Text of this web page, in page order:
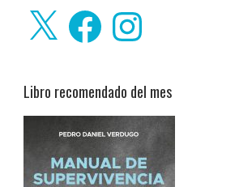
FacebookInstagram
Libro recomendado del mes